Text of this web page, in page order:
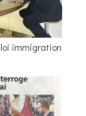
immigration